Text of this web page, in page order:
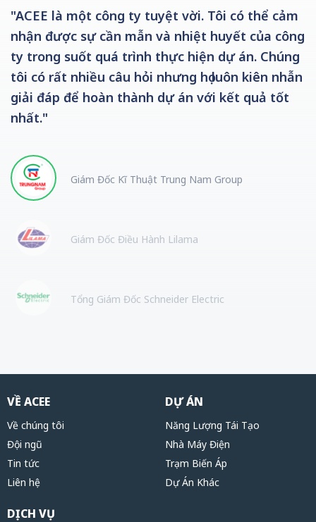
"ACEE là một công ty tuyệt vời. Tôi có thể cảm
nhận được sự cần mẫn và nhiệt huyết của công
ty trong suốt quá trình thực hiện dự án. Chúng
tôi có rất nhiều câu hỏi nhưng họ luôn kiên nhẫn
giải đáp để hoàn thành dự án với kết quả tốt
nhất."
Giám Đốc Kĩ Thuật Trung Nam Group
Giám Đốc Điều Hành Lilama
Tổng Giám Đốc Schneider Electric
VỀ ACEE
Về chúng tôi
Đội ngũ
Tin tức
Liên hệ
DỰ ÁN
Năng Lượng Tái Tạo
Nhà Máy Điện
Trạm Biến Áp
Dự Án Khác
DỊCH VỤ